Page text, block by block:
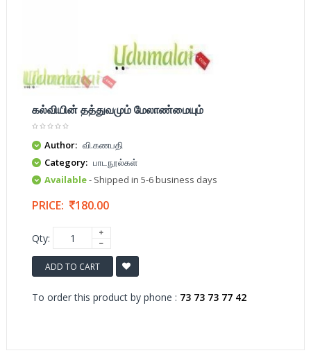
கல்வியின் தத்துவமும் மேலாண்மையும்
Author: வி.கணபதி
Category: பாடநூல்கள்
Available- Shipped in 5-6 business days
PRICE: 180.00
Qty:
ADD TO CART
To order this product by phone : 73 73 73 77 42